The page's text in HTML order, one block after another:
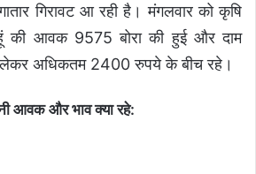
गिरावट आ रही है। मंगलवार को कृषि
की आवक 9575 बोरा की हुई और दाम
अधिकतम 2400 रुपये के बीच रहे।
आवक और भाव क्या रहे: